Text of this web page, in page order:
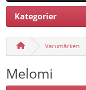
Kategorier
Varumärken
Melomi